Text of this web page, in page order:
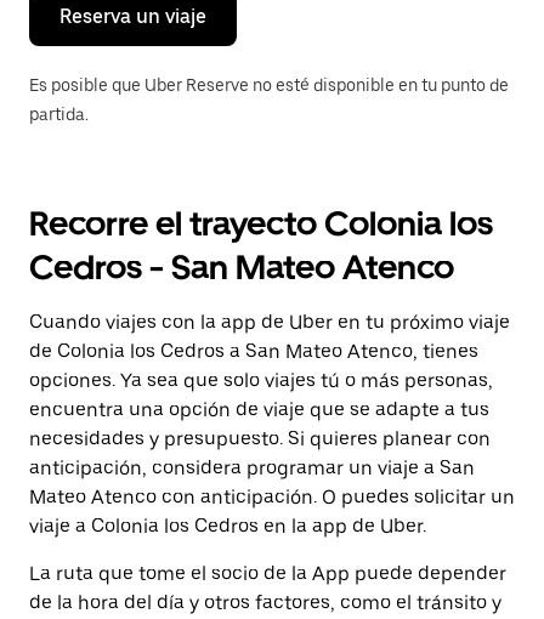
Reserva un viaje
Es posible que Uber Reserve no esté disponible en tu punto de
partida.
Recorre el trayecto Colonia los
Cedros - San Mateo Atenco
Cuando viajes con la app de Uber en tu próximo viaje
de Colonia los Cedros a San Mateo Atenco, tienes
opciones. Ya sea que solo viajes tú o más personas,
encuentra una opción de viaje que se adapte a tus
necesidades y presupuesto. Si quieres planear con
anticipación, considera programar un viaje a San
Mateo Atenco con anticipación. O puedes solicitar un
viaje a Colonia los Cedros en la app de Uber.
La ruta que tome el socio de la App puede depender
de la hora del día y otros factores, como el tránsito y